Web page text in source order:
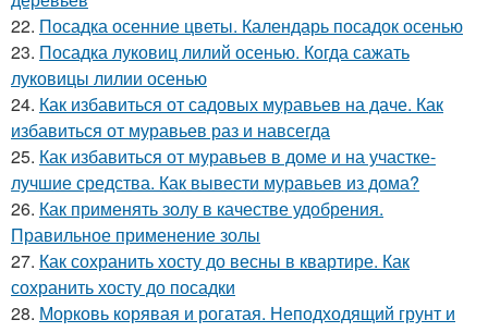
22. Посадка осенние цветы. Календарь посадок осенью
23. Посадка луковиц лилий осенью. Когда сажать
луковицы лилии осенью
24. Как избавиться от садовых муравьев на даче. Как
избавиться от муравьев раз и навсегда
25. Как избавиться от муравьев в доме и на участке-
лучшие средства. Как вывести муравьев из дома?
26. Как применять золу в качестве удобрения.
Правильное применение золы
27. Как сохранить хосту до весны в квартире. Как
сохранить хосту до посадки
28. Морковь корявая и рогатая. Неподходящий грунт и